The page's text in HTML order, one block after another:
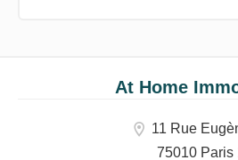
At Home
11 Rue
75010 Paris